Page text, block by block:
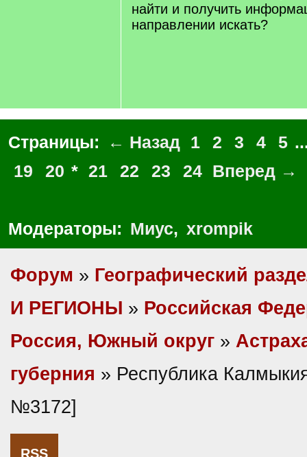
найти и получить
направлении искать?
Страницы: ← Назад 1 2 3 4 5
19
20 * 21 22 23 24 Вперед →
Модераторы: Миус, xrompik
Форум » Географический
И РЕГИОНЫ » Российская
Россия, Южный округ »
губерния » Республика
№3172]
RSS